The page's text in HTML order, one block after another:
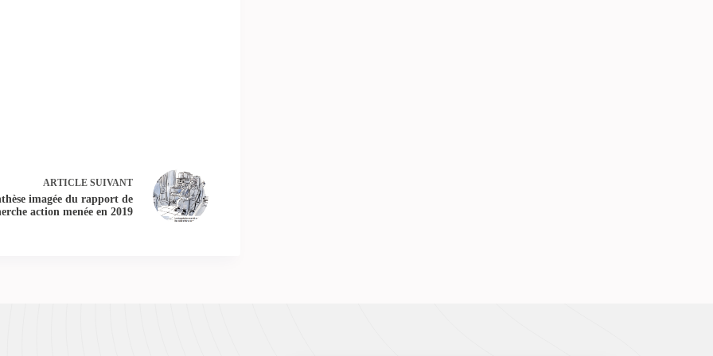
ARTICLE SUIVANT
imagée du rapport de
action menée en 2019